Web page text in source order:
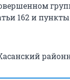
162 и